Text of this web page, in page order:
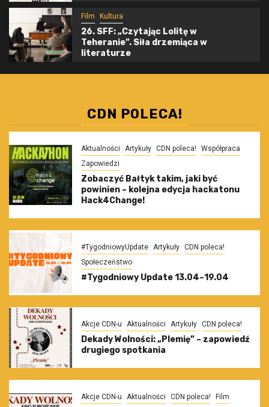
Film Kultura
26. SFF: „Czytając Lolitę w
Teheranie”. Siła drzemiąca w
literaturze
CDN POLECA!
Aktualności Artykuły CDN poleca!
Współpraca
Zapowiedzi
Zobaczyć Bałtyk takim, jaki być
powinien – kolejna edycja hackatonu
Hack4Change!
#TygodniowyUpdate Artykuły
CDN poleca!
Społeczeństwo
#Tygodniowy Update 13.04–19.04
Akcje CDN-u Aktualności Artykuły CDN poleca!
Dekady Wolności: „Plemię” – zapowiedź
drugiego spotkania
Akcje CDN-u Aktualności CDN poleca!
Film